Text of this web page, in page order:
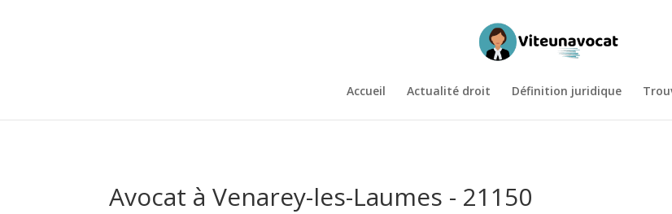
Accueil Actualité droit Définition juridique
Avocat à Venarey-les-Laumes - 21150